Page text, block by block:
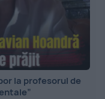
la profesorul de